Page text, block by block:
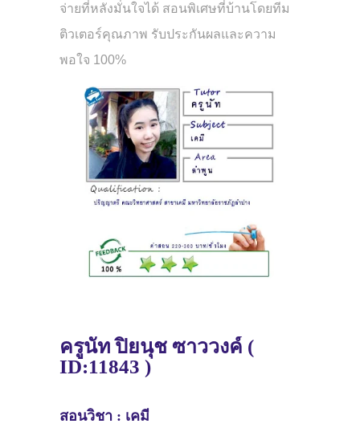
จ่ายที่หลังมั่นใจได้ สอนพิเศษที่บ้านโดยทีม
ติวเตอร์คุณภาพ รับประกันผลและความ
พอใจ 100%
ครูนัท ปิยนุช ซาววงค์ (
ID:11843 )
สอนวิชา : เคมี